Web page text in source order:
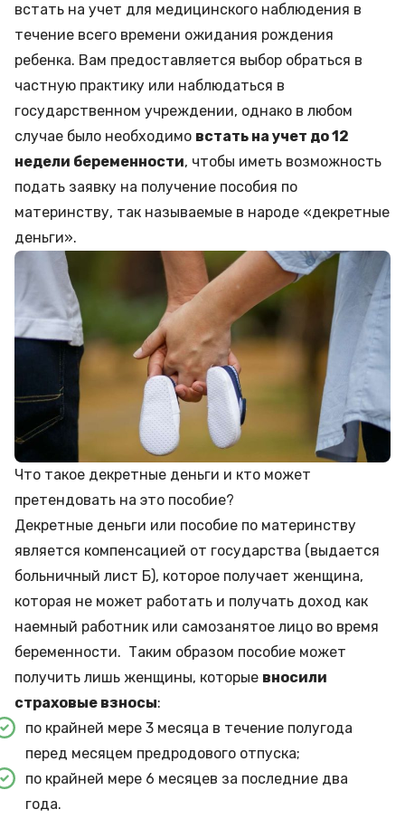
встать на учет для медицинского наблюдения в
течение всего времени ожидания рождения
ребенка. Вам предоставляется выбор обраться в
частную практику или наблюдаться в
государственном учреждении, однако в любом
случае было необходимо встать на учет до 12
недели беременности, чтобы иметь возможность
подать заявку на получение пособия по
материнству, так называемые в народе «декретные
деньги».
Что такое декретные деньги и кто может
претендовать на это пособие?
Декретные деньги или пособие по материнству
является компенсацией от государства (выдается
больничный лист Б), которое получает женщина,
которая не может работать и получать доход как
наемный работник или самозанятое лицо во время
беременности. Таким образом пособие может
получить лишь женщины, которые вносили
страховые взносы:
по крайней мере 3 месяца в течение полугода
перед месяцем предродового отпуска;
по крайней мере 6 месяцев за последние два
года.